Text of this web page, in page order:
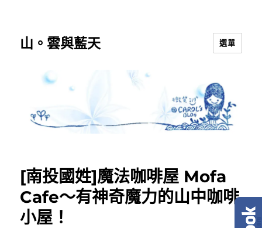
山。雲與藍天 選單
[南投國姓]魔法咖啡屋 Mofa
Cafe～有神奇魔力的山中咖啡
小屋！